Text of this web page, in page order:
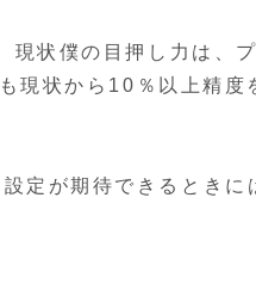
現状僕の目押し力は、
現状から10％以上精度
定が期待できるときに